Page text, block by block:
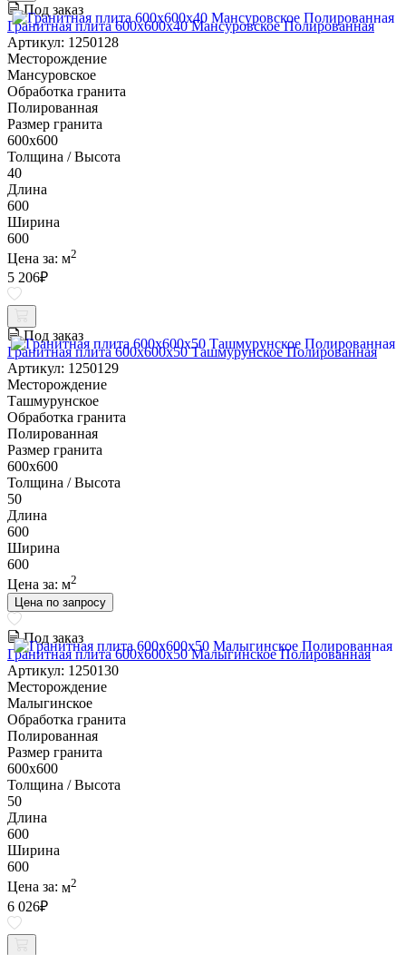
Под заказ
Гранитная плита 600х600x40 Мансуровское Полированная
Артикул: 1250128
Месторождение
Мансуровское
Обработка гранита
Полированная
Размер гранита
600х600
Толщина / Высота
40
Длина
600
Ширина
600
Цена за: м2
5 206₽
Под заказ
Гранитная плита 600х600x50 Ташмурунское Полированная
Артикул: 1250129
Месторождение
Ташмурунское
Обработка гранита
Полированная
Размер гранита
600х600
Толщина / Высота
50
Длина
600
Ширина
600
Цена за: м2
Цена по запросу
Под заказ
Гранитная плита 600х600x50 Малыгинское Полированная
Артикул: 1250130
Месторождение
Малыгинское
Обработка гранита
Полированная
Размер гранита
600х600
Толщина / Высота
50
Длина
600
Ширина
600
Цена за: м2
6 026₽